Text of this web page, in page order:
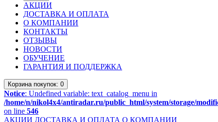
АКЦИИ
ДОСТАВКА И ОПЛАТА
О КОМПАНИИ
КОНТАКТЫ
ОТЗЫВЫ
НОВОСТИ
ОБУЧЕНИЕ
ГАРАНТИЯ И ПОДДЕРЖКА
Корзинапокупок: 0
Notice: Undefined variable: text_catalog_menu in
/home/n/nikol4x4/antiradar.ru/public_html/system/storage/
on line 546
АКЦИИ ДОСТАВКА И ОПЛАТА О КОМПАНИИ